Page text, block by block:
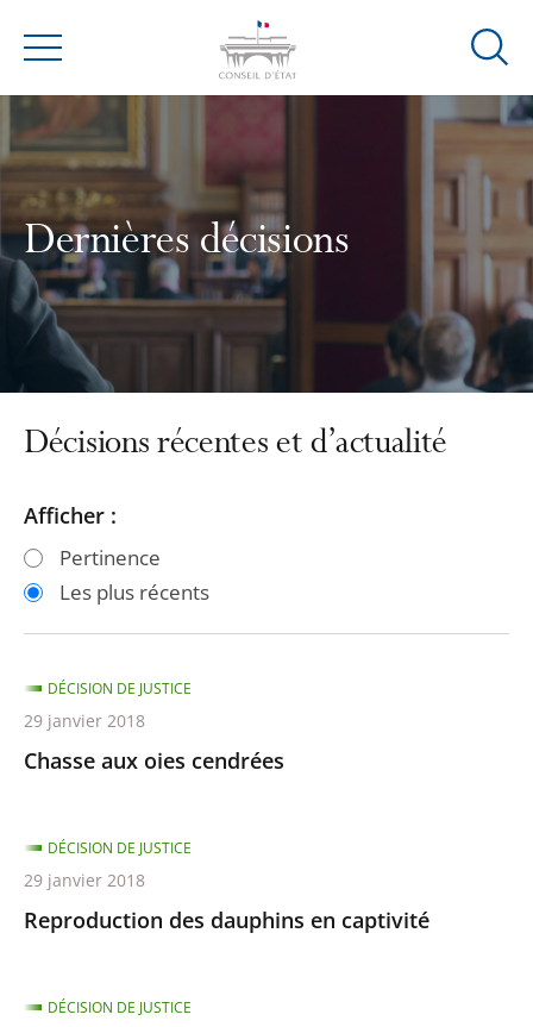
Menu
Ouvrir
Dernières décisions
Décisions récentes et d’actualité
Passer
les
filtres
après
Passer
les
filtres
avant
Afficher :
Pertinence
Les plus récents
Chasse aux oies cendrées
DÉCISION DE JUSTICE
29 janvier 2018
Reproduction des dauphins en captivité
DÉCISION DE JUSTICE
29 janvier 2018
DÉCISION DE JUSTICE